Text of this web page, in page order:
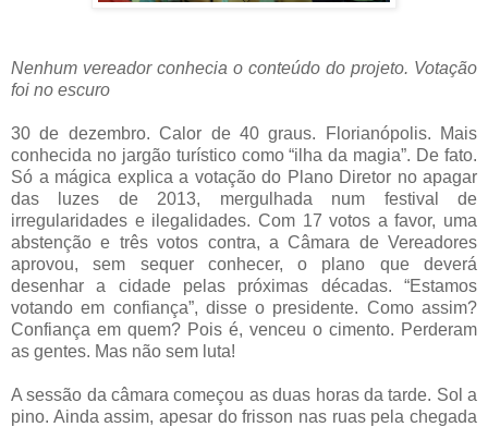
Nenhum vereador conhecia o conteúdo do projeto. Votação
foi no escuro
30 de dezembro. Calor de 40 graus. Florianópolis. Mais
conhecida no jargão turístico como “ilha da magia”. De fato.
Só a mágica explica a votação do Plano Diretor no apagar
das luzes de 2013, mergulhada num festival de
irregularidades e ilegalidades. Com 17 votos a favor, uma
abstenção e três votos contra, a Câmara de Vereadores
aprovou, sem sequer conhecer, o plano que deverá
desenhar a cidade pelas próximas décadas. “Estamos
votando em confiança”, disse o presidente. Como assim?
Confiança em quem? Pois é, venceu o cimento. Perderam
as gentes. Mas não sem luta!
A sessão da câmara começou as duas horas da tarde. Sol a
pino. Ainda assim, apesar do frisson nas ruas pela chegada